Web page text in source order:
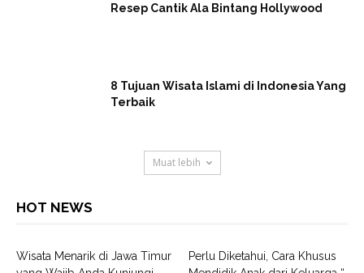
Resep Cantik Ala Bintang Hollywood
8 Tujuan Wisata Islami di Indonesia Yang
Terbaik
Muat lebih
HOT NEWS
Wisata Menarik di Jawa Timur
Perlu Diketahui, Cara Khusus